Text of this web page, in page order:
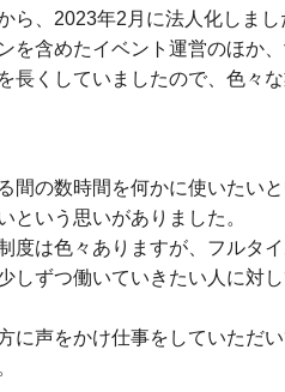
ら、2023年2月に法人化しまし
を含めたイベント運営のほか
長くしていましたので、色々
間の数時間を何かに使いたい
という思いがありました。
度は色々ありますが、フルタ
ずつ働いていきたい人に対
に声をかけ仕事をしていただ